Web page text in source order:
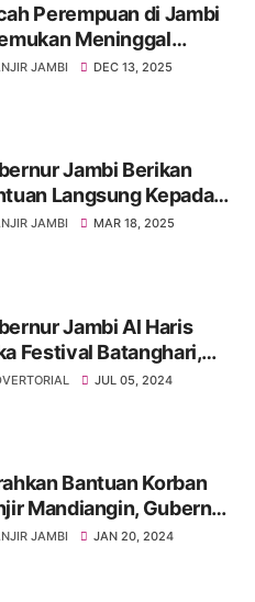
Perempuan di Jambi
Meninggal
Hanyut di Drainase
JAMBI DEC 13, 2025
Jambi Berikan
Langsung Kepada
Terdampak
JAMBI MAR 18, 2025
Jambi Al Haris
Festival Batanghari,
Pertumbuhan
JUL 05, 2024
Bantuan Korban
Mandiangin, Gubernur
Al Haris Ingatkan
JAMBI JAN 20, 2024